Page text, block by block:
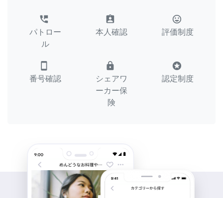
perm_phone_msg
パトロー
ル
assignment_ind
本人確認
tag_faces
評価制度
smartphone
番号確認
lock
シェアワ
ーカー保
険
stars
認定制度